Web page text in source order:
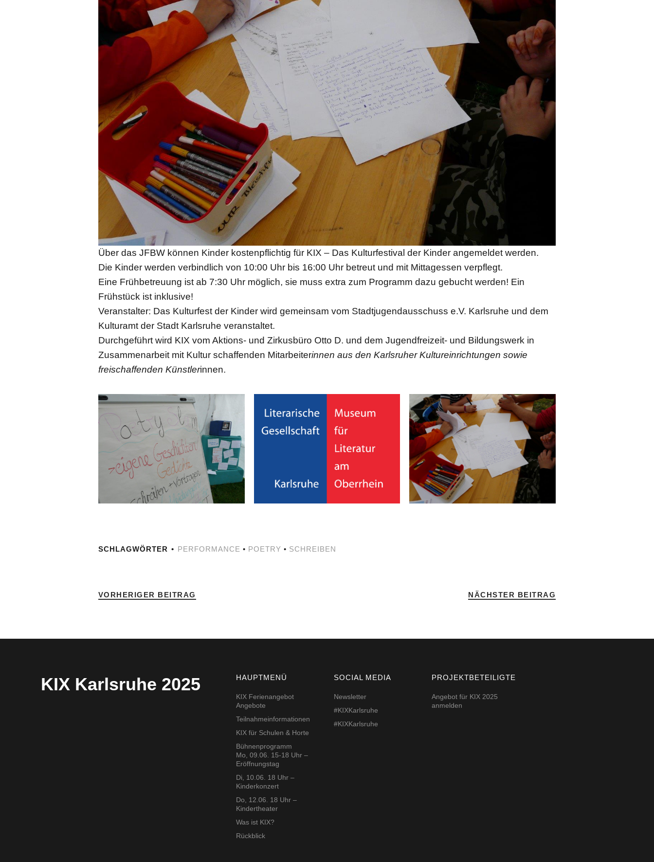
Über das JFBW können Kinder kostenpflichtig für KIX – Das Kulturfestival der Kinder angemeldet werden.
Die Kinder werden verbindlich von 10:00 Uhr bis 16:00 Uhr betreut und mit Mittagessen verpflegt.
Eine Frühbetreuung ist ab 7:30 Uhr möglich, sie muss extra zum Programm dazu gebucht werden! Ein
Frühstück ist inklusive!
Veranstalter: Das Kulturfest der Kinder wird gemeinsam vom Stadtjugendausschuss e.V. Karlsruhe und dem
Kulturamt der Stadt Karlsruhe veranstaltet.
Durchgeführt wird KIX vom Aktions- und Zirkusbüro Otto D. und dem Jugendfreizeit- und Bildungswerk in
Zusammenarbeit mit Kultur schaffenden Mitarbeiterinnen aus den Karlsruher Kultureinrichtungen sowie
freischaffenden Künstlerinnen.
SCHLAGWÖRTER PERFORMANCE • POETRY • SCHREIBEN
VORHERIGER BEITRAG NÄCHSTER BEITRAG
KIX Karlsruhe 2025 HAUPTMENÜ
KIX Ferienangebot
Angebote
Teilnahmeinformationen
KIX für Schulen & Horte
Bühnenprogramm
Mo, 09.06. 15-18 Uhr –
Eröffnungstag
Di, 10.06. 18 Uhr –
Kinderkonzert
Do, 12.06. 18 Uhr –
Kindertheater
Was ist KIX?
Rückblick
SOCIAL MEDIA
Newsletter
#KIXKarlsruhe
#KIXKarlsruhe
PROJEKTBETEILIGTE
Angebot für KIX 2025
anmelden